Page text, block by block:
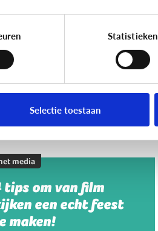
Statistieken
Selectie toestaan
media
tips om van film
een echt feest
maken!